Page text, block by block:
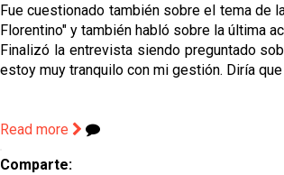
Fue cuestionado también sobre el tema de
Florentino" y también habló sobre la última
Finalizó la entrevista siendo preguntado
estoy muy tranquilo con mi gestión. Diría
Read more
Comparte: